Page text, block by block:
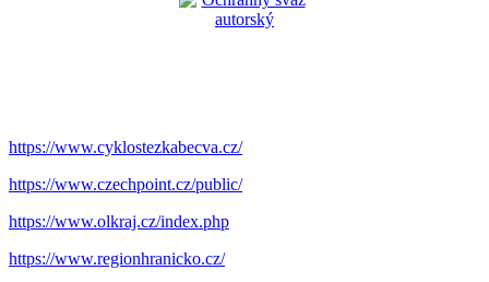
https://www.cyklostezkabecva.cz/
https://www.czechpoint.cz/public/
https://www.olkraj.cz/index.php
https://www.regionhranicko.cz/